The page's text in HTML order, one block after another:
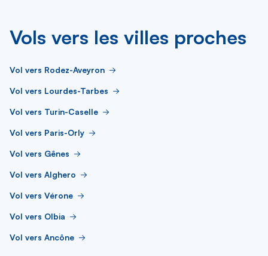
Vols vers les villes proches
Vol vers Rodez-Aveyron
Vol vers Lourdes-Tarbes
Vol vers Turin-Caselle
Vol vers Paris-Orly
Vol vers Gênes
Vol vers Alghero
Vol vers Vérone
Vol vers Olbia
Vol vers Ancône